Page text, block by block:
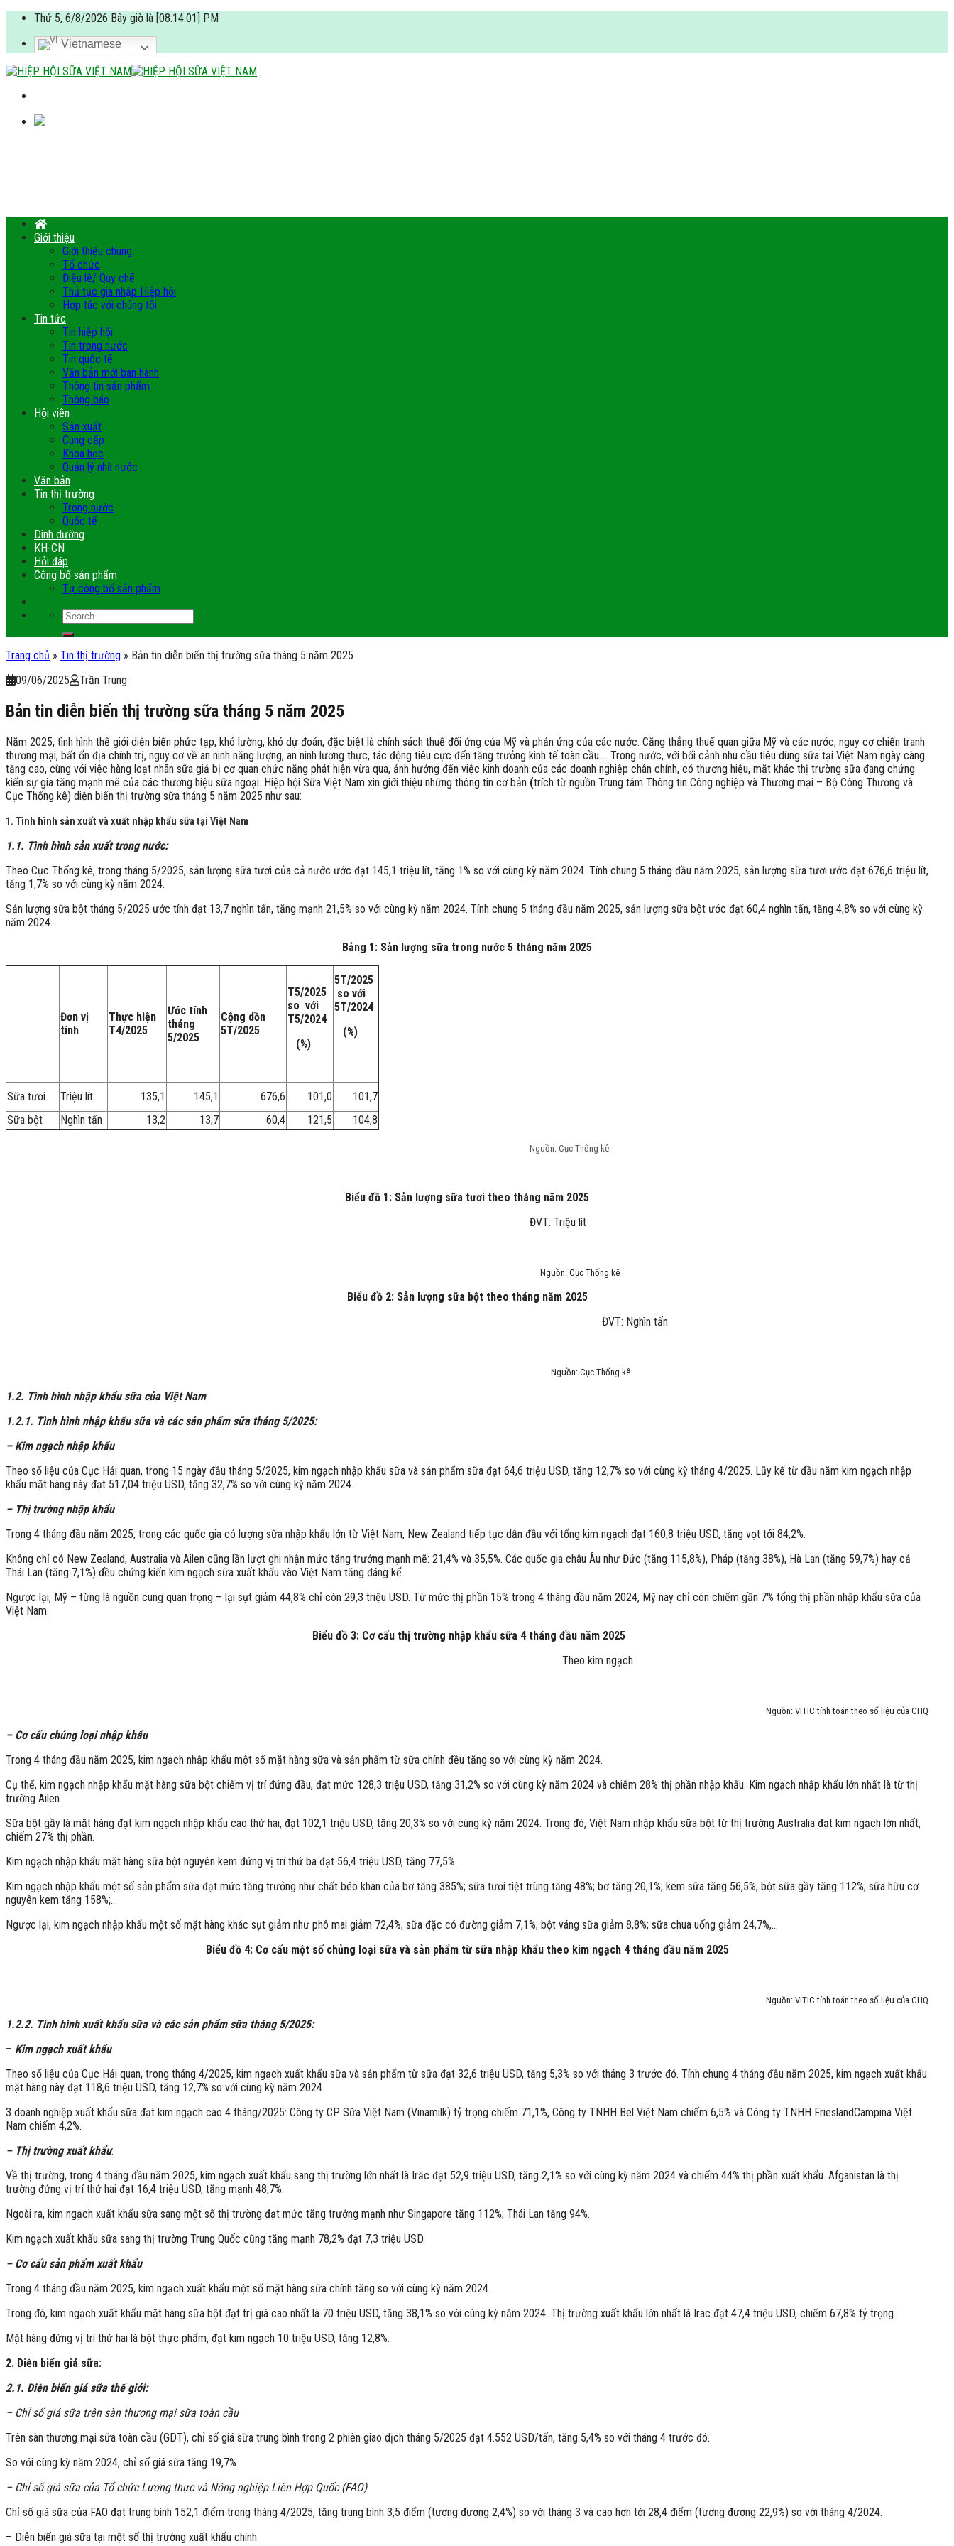
Skip
content
Thứ 5, 6/8/2026 Bây giờ là [08:14:02] PM
Vietnamese
Giới thiệu
Giới thiệu chung
Tổ chức
Điệu lệ/ Quy chế
Thủ tục gia nhập Hiệp hội
Hợp tác với chúng tôi
Tin tức
Tin hiệp hội
Tin trong nước
Tin quốc tế
Văn bản mới ban hành
Thông tin sản phẩm
Thông báo
Hội viên
Sản xuất
Cung cấp
Khoa học
Quản lý nhà nước
Văn bản
Tin thị trường
Trong nước
Quốc tế
Dinh dưỡng
KH-CN
Hỏi đáp
Công bố sản phẩm
Tự công bố sản phẩm
Trang chủ » Tin thị trường » Bản tin diễn biến thị trường sữa tháng 5 năm 2025
09/06/2025
Trần Trung
Bản tin diễn biến thị trường sữa tháng 5 năm 2025
Năm 2025, tình hình thế giới diễn biến phức tạp, khó lường, khó dự đoán, đặc biệt là chính sách thuế đối ứng của Mỹ và phản ứng của các nước. Căng thẳng thuế quan giữa Mỹ và các nước, nguy cơ chiến tranh
thương mại, bất ổn địa chính trị, nguy cơ về an ninh năng lượng, an ninh lương thực, tác động tiêu cực đến tăng trưởng kinh tế toàn cầu…. Trong nước, với bối cảnh nhu cầu tiêu dùng sữa tại Việt Nam ngày càng
tăng cao, cùng với việc hàng loạt nhãn sữa giả bị cơ quan chức năng phát hiện vừa qua, ảnh hưởng đến việc kinh doanh của các doanh nghiệp chân chính, có thương hiệu, mặt khác thị trường sữa đang chứng
kiến sự gia tăng mạnh mẽ của các thương hiệu sữa ngoại. Hiệp hội Sữa Việt Nam xin giới thiệu những thông tin cơ bản (trích từ nguồn Trung tâm Thông tin Công nghiệp và Thương mại – Bộ Công Thương và
Cục Thống kê) diễn biến thị trường sữa tháng 5 năm 2025 như sau:
1. Tình hình sản xuất và xuất nhập khẩu sữa tại Việt Nam
1.1. Tình hình sản xuất trong nước:
Theo Cục Thống kê, trong tháng 5/2025, sản lượng sữa tươi của cả nước ước đạt 145,1 triệu lít, tăng 1% so với cùng kỳ năm 2024. Tính chung 5 tháng đầu năm 2025, sản lượng sữa tươi ước đạt 676,6 triệu lít,
tăng 1,7% so với cùng kỳ năm 2024.
Sản lượng sữa bột tháng 5/2025 ước tính đạt 13,7 nghìn tấn, tăng mạnh 21,5% so với cùng kỳ năm 2024. Tính chung 5 tháng đầu năm 2025, sản lượng sữa bột ước đạt 60,4 nghìn tấn, tăng 4,8% so với cùng kỳ
năm 2024.
Bảng 1: Sản lượng sữa trong nước 5 tháng năm 2025
Đơn vị
tính
Thực hiện
T4/2025
Ước tính
tháng
5/2025
Cộng dồn
5T/2025
T5/2025
so với
T5/2024
(%)
5T/2025
so với
5T/2024
(%)
Sữa tươi Triệu lít 135,1 145,1 676,6 101,0
101,7
Sữa bột
Nghìn tấn 13,2 13,7 60,4 121,5 104,8
Nguồn: Cục Thống kê
Biểu đồ 1: Sản lượng sữa tươi theo tháng năm 2025
ĐVT: Triệu lít
Nguồn: Cục Thống kê
Biểu đồ 2: Sản lượng sữa bột theo tháng năm 2025
ĐVT: Nghìn tấn
Nguồn: Cục Thống kê
1.2. Tình hình nhập khẩu sữa của Việt Nam
1.2.1. Tình hình nhập khẩu sữa và các sản phẩm sữa tháng 5/2025:
– Kim ngạch nhập khẩu
Theo số liệu của Cục Hải quan, trong 15 ngày đầu tháng 5/2025, kim ngạch nhập khẩu sữa và sản phẩm sữa đạt 64,6 triệu USD, tăng 12,7% so với cùng kỳ tháng 4/2025. Lũy kế từ đầu năm kim ngạch nhập
khẩu mặt hàng này đạt 517,04 triệu USD, tăng 32,7% so với cùng kỳ năm 2024.
– Thị trường nhập khẩu
Trong 4 tháng đầu năm 2025, trong các quốc gia có lượng sữa nhập khẩu lớn từ Việt Nam, New Zealand tiếp tục dẫn đầu với tổng kim ngạch đạt 160,8 triệu USD, tăng vọt tới 84,2%.
Không chỉ có New Zealand, Australia và Ailen cũng lần lượt ghi nhận mức tăng trưởng mạnh mẽ: 21,4% và 35,5%. Các quốc gia châu Âu như Đức (tăng 115,8%), Pháp (tăng 38%), Hà Lan (tăng 59,7%) hay cả
Thái Lan (tăng 7,1%) đều chứng kiến kim ngạch sữa xuất khẩu vào Việt Nam tăng đáng kể.
Ngược lại, Mỹ – từng là nguồn cung quan trọng – lại sụt giảm 44,8% chỉ còn 29,3 triệu USD. Từ mức thị phần 15% trong 4 tháng đầu năm 2024, Mỹ nay chỉ còn chiếm gần 7% tổng thị phần nhập khẩu sữa của
Việt Nam.
Biểu đồ 3: Cơ cấu thị trường nhập khẩu sữa 4 tháng đầu năm 2025
Theo kim ngạch
Nguồn: VITIC tính toán theo số liệu của CHQ
– Cơ cấu chủng loại nhập khẩu
Trong 4 tháng đầu năm 2025, kim ngạch nhập khẩu một số mặt hàng sữa và sản phẩm từ sữa chính đều tăng so với cùng kỳ năm 2024.
Cụ thể, kim ngạch nhập khẩu mặt hàng sữa bột chiếm vị trí đứng đầu, đạt mức 128,3 triệu USD, tăng 31,2% so với cùng kỳ năm 2024 và chiếm 28% thị phần nhập khẩu. Kim ngạch nhập khẩu lớn nhất là từ thị
trường Ailen.
Sữa bột gầy là mặt hàng đạt kim ngạch nhập khẩu cao thứ hai, đạt 102,1 triệu USD, tăng 20,3% so với cùng kỳ năm 2024. Trong đó, Việt Nam nhập khẩu sữa bột từ thị trường Australia đạt kim ngạch lớn nhất,
chiếm 27% thị phần.
Kim ngạch nhập khẩu mặt hàng sữa bột nguyên kem đứng vị trí thứ ba đạt 56,4 triệu USD, tăng 77,5%.
Kim ngạch nhập khẩu một số sản phẩm sữa đạt mức tăng trưởng như chất béo khan của bơ tăng 385%; sữa tươi tiệt trùng tăng 48%; bơ tăng 20,1%; kem sữa tăng 56,5%; bột sữa gầy tăng 112%; sữa hữu cơ
nguyên kem tăng 158%;…
Ngược lại, kim ngạch nhập khẩu một số mặt hàng khác sụt giảm như phô mai giảm 72,4%; sữa đặc có đường giảm 7,1%; bột váng sữa giảm 8,8%; sữa chua uống giảm 24,7%,…
Biểu đồ 4: Cơ cấu một số chủng loại sữa và sản phẩm từ sữa nhập khẩu theo kim ngạch 4 tháng đầu năm 2025
Nguồn: VITIC tính toán theo số liệu của CHQ
1.2.2. Tình hình xuất khẩu sữa và các sản phẩm sữa tháng 5/2025:
– Kim ngạch xuất khẩu
Theo số liệu của Cục Hải quan, trong tháng 4/2025, kim ngạch xuất khẩu sữa và sản phẩm từ sữa đạt 32,6 triệu USD, tăng 5,3% so với tháng 3 trước đó. Tính chung 4 tháng đầu năm 2025, kim ngạch xuất khẩu
mặt hàng này đạt 118,6 triệu USD, tăng 12,7% so với cùng kỳ năm 2024.
3 doanh nghiệp xuất khẩu sữa đạt kim ngạch cao 4 tháng/2025: Công ty CP Sữa Việt Nam (Vinamilk) tỷ trọng chiếm 71,1%, Công ty TNHH Bel Việt Nam chiếm 6,5% và Công ty TNHH FrieslandCampina Việt
Nam chiếm 4,2%.
– Thị trường xuất khẩu:
Về thị trường, trong 4 tháng đầu năm 2025, kim ngạch xuất khẩu sang thị trường lớn nhất là Irăc đạt 52,9 triệu USD, tăng 2,1% so với cùng kỳ năm 2024 và chiếm 44% thị phần xuất khẩu. Afganistan là thị
trường đứng vị trí thứ hai đạt 16,4 triệu USD, tăng mạnh 48,7%.
Ngoài ra, kim ngạch xuất khẩu sữa sang một số thị trường đạt mức tăng trưởng mạnh như Singapore tăng 112%; Thái Lan tăng 94%.
Kim ngạch xuất khẩu sữa sang thị trường Trung Quốc cũng tăng mạnh 78,2% đạt 7,3 triệu USD.
– Cơ cấu sản phẩm xuất khẩu
Trong 4 tháng đầu năm 2025, kim ngạch xuất khẩu một số mặt hàng sữa chính tăng so với cùng kỳ năm 2024.
Trong đó, kim ngạch xuất khẩu mặt hàng sữa bột đạt trị giá cao nhất là 70 triệu USD, tăng 38,1% so với cùng kỳ năm 2024. Thị trường xuất khẩu lớn nhất là Irac đạt 47,4 triệu USD, chiếm 67,8% tỷ trọng.
Mặt hàng đứng vị trí thứ hai là bột thực phẩm, đạt kim ngạch 10 triệu USD, tăng 12,8%.
2. Diễn biến giá sữa:
2.1. Diễn biến giá sữa thế giới:
– Chỉ số giá sữa trên sàn thương mại sữa toàn cầu
Trên sàn thương mại sữa toàn cầu (GDT), chỉ số giá sữa trung bình trong 2 phiên giao dịch tháng 5/2025 đạt 4.552 USD/tấn, tăng 5,4% so với tháng 4 trước đó.
So với cùng kỳ năm 2024, chỉ số giá sữa tăng 19,7%.
– Chỉ số giá sữa của Tổ chức Lương thực và Nông nghiệp Liên Hợp Quốc (FAO)
Chỉ số giá sữa của FAO đạt trung bình 152,1 điểm trong tháng 4/2025, tăng trung bình 3,5 điểm (tương đương 2,4%) so với tháng 3 và cao hơn tới 28,4 điểm (tương đương 22,9%) so với tháng 4/2024.
– Diễn biến giá sữa tại một số thị trường xuất khẩu chính